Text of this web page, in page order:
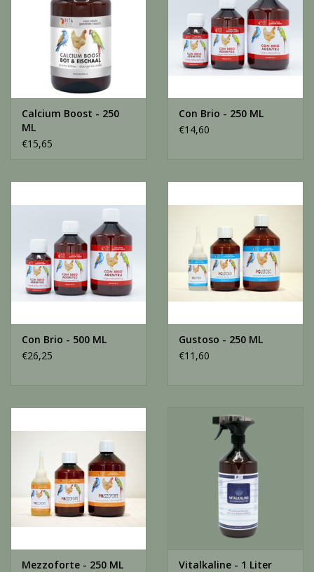
Calcium Boost - 250
ML
€15,65
Con Brio - 250 ML
€14,60
Con Brio - 500 ML
€26,25
Gustoso - 250 ML
€11,60
Mezzoforte - 250 ML
Vitalkaline - 1 Liter